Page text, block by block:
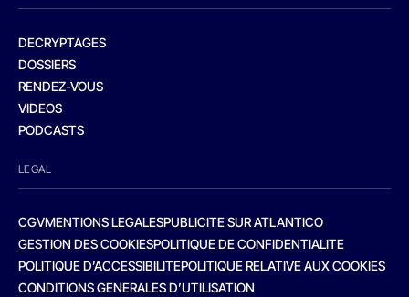
DECRYPTAGES
DOSSIERS
RENDEZ-VOUS
VIDEOS
PODCASTS
LEGAL
CGVMENTIONS LEGALESPUBLICITE SUR ATLANTICO
GESTION DES COOKIESPOLITIQUE DE CONFIDENTIALITE
POLITIQUE D’ACCESSIBILITEPOLITIQUE RELATIVE AUX COOKIES
CONDITIONS GENERALES D’UTILISATION